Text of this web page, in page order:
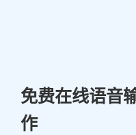
免费在线语音
作